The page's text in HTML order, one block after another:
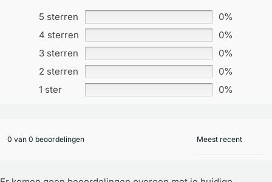
5 sterren
0%
4 sterren
0%
3 sterren
0%
2 sterren
0%
1 ster
0%
0 van 0 beoordelingen